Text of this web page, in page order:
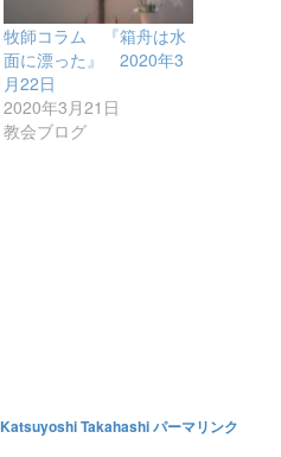
牧師コラム 『箱舟は水
面に漂った』 2020年3
月22日
2020年3月21日
教会ブログ
Katsuyoshi Takahashiパーマリンク